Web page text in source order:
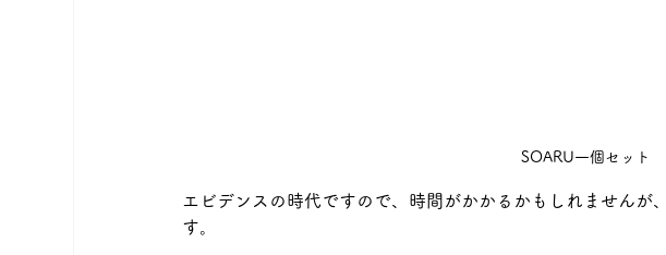
SOARU一個セット
エビデンスの時代ですので、時間がかかるかもしれませんが
す。